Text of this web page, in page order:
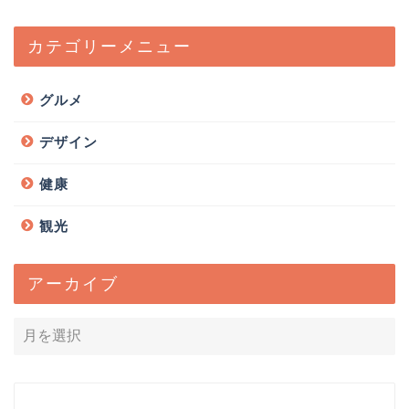
カテゴリーメニュー
グルメ
デザイン
健康
観光
アーカイブ